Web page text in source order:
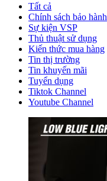
Tất cả
Chính sách bảo hành
Sự kiện VSP
Thủ thuật sử dụng
Kiến thức mua hàng
Tin thị trường
Tin khuyến mãi
Tuyển dụng
Tiktok Channel
Youtube Channel